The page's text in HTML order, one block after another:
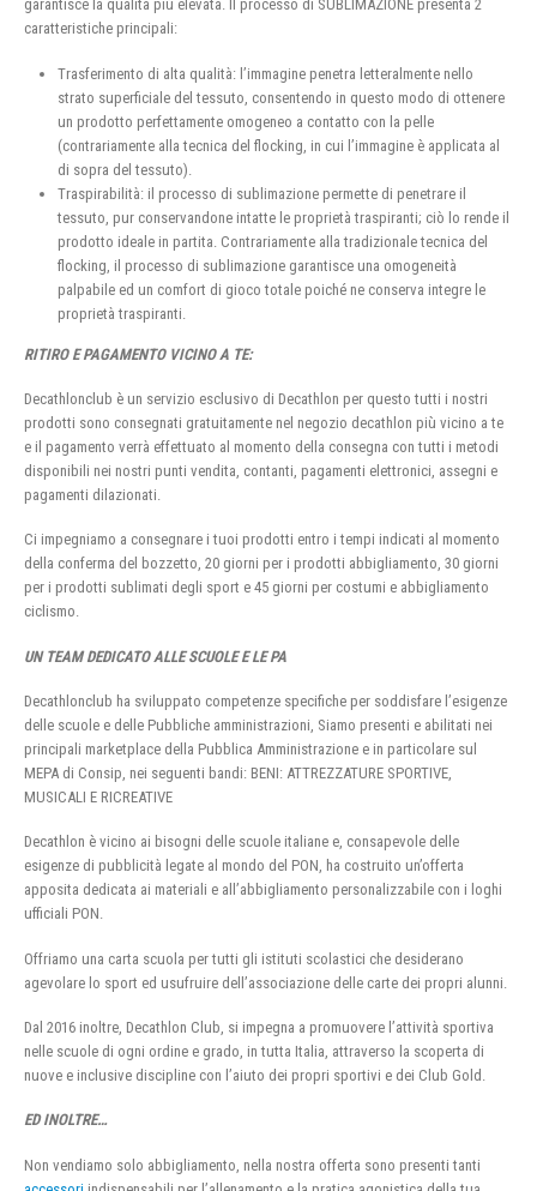
garantisce la qualità più elevata. Il processo di SUBLIMAZIONE presenta 2
caratteristiche principali:
Trasferimento di alta qualità: l’immagine penetra letteralmente nello
strato superficiale del tessuto, consentendo in questo modo di ottenere
un prodotto perfettamente omogeneo a contatto con la pelle
(contrariamente alla tecnica del flocking, in cui l’immagine è applicata al
di sopra del tessuto).
Traspirabilità: il processo di sublimazione permette di penetrare il
tessuto, pur conservandone intatte le proprietà traspiranti; ciò lo rende il
prodotto ideale in partita. Contrariamente alla tradizionale tecnica del
flocking, il processo di sublimazione garantisce una omogeneità
palpabile ed un comfort di gioco totale poiché ne conserva integre le
proprietà traspiranti.
RITIRO E PAGAMENTO VICINO A TE:
Decathlonclub è un servizio esclusivo di Decathlon per questo tutti i nostri
prodotti sono consegnati gratuitamente nel negozio decathlon più vicino a te
e il pagamento verrà effettuato al momento della consegna con tutti i metodi
disponibili nei nostri punti vendita, contanti, pagamenti elettronici, assegni e
pagamenti dilazionati.
Ci impegniamo a consegnare i tuoi prodotti entro i tempi indicati al momento
della conferma del bozzetto, 20 giorni per i prodotti abbigliamento, 30 giorni
per i prodotti sublimati degli sport e 45 giorni per costumi e abbigliamento
ciclismo.
UN TEAM DEDICATO ALLE SCUOLE E LE PA
Decathlonclub ha sviluppato competenze specifiche per soddisfare l’esigenze
delle scuole e delle Pubbliche amministrazioni, Siamo presenti e abilitati nei
principali marketplace della Pubblica Amministrazione e in particolare sul
MEPA di Consip, nei seguenti bandi: BENI: ATTREZZATURE SPORTIVE,
MUSICALI E RICREATIVE
Decathlon è vicino ai bisogni delle scuole italiane e, consapevole delle
esigenze di pubblicità legate al mondo del PON, ha costruito un’offerta
apposita dedicata ai materiali e all’abbigliamento personalizzabile con i loghi
ufficiali PON.
Offriamo una carta scuola per tutti gli istituti scolastici che desiderano
agevolare lo sport ed usufruire dell’associazione delle carte dei propri alunni.
Dal 2016 inoltre, Decathlon Club, si impegna a promuovere l’attività sportiva
nelle scuole di ogni ordine e grado, in tutta Italia, attraverso la scoperta di
nuove e inclusive discipline con l’aiuto dei propri sportivi e dei Club Gold.
ED INOLTRE…
Non vendiamo solo abbigliamento, nella nostra offerta sono presenti tanti